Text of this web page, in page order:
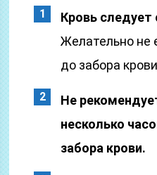
Кровь
Желательно не
до забора
Не
несколько
забора крови.